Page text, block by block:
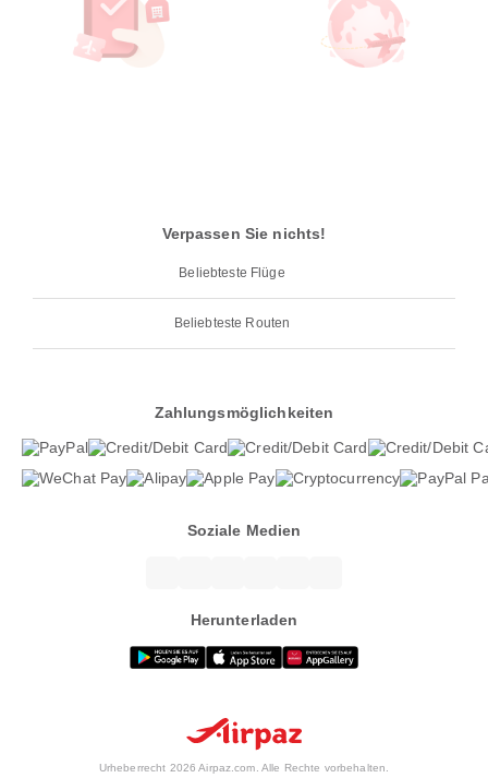
Verpassen Sie nichts!
Beliebteste Flüge
Beliebteste Routen
Zahlungsmöglichkeiten
Soziale Medien
Herunterladen
Urheberrecht 2026 Airpaz.com. Alle Rechte vorbehalten.